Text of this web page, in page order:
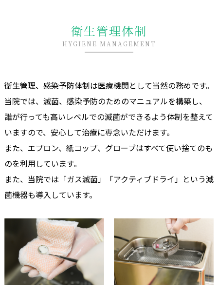
衛生管理体制
HYGIENE MANAGEMENT
衛生管理、感染予防体制は医療機関として当然の務めです。
当院では、滅菌、感染予防のためのマニュアルを構築し、
誰が行っても高いレベルでの滅菌ができるよう体制を整えて
いますので、安心して治療に専念いただけます。
また、エプロン、紙コップ、グローブはすべて使い捨てのも
のを利用しています。
また、当院では「ガス滅菌」「アクティブドライ」という滅
菌機器も導入しています。